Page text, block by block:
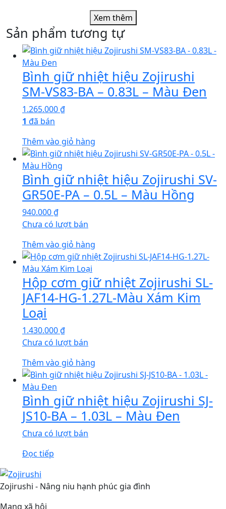
Xem thêm
Sản phẩm tương tự
Bình giữ nhiệt hiệu Zojirushi
SM-VS83-BA – 0.83L – Màu Đen
1.265.000₫
1 đã bán
Thêm vào giỏ hàng
Bình giữ nhiệt hiệu Zojirushi SV-
GR50E-PA – 0.5L – Màu Hồng
940.000₫
Chưa có lượt bán
Thêm vào giỏ hàng
Hộp cơm giữ nhiệt Zojirushi SL-
JAF14-HG-1.27L-Màu Xám Kim
Loại
1.430.000₫
Chưa có lượt bán
Thêm vào giỏ hàng
Bình giữ nhiệt hiệu Zojirushi SJ-
JS10-BA – 1.03L – Màu Đen
Chưa có lượt bán
Đọc tiếp
Zojirushi - Nâng niu hạnh phúc gia đình
Mạng xã hội